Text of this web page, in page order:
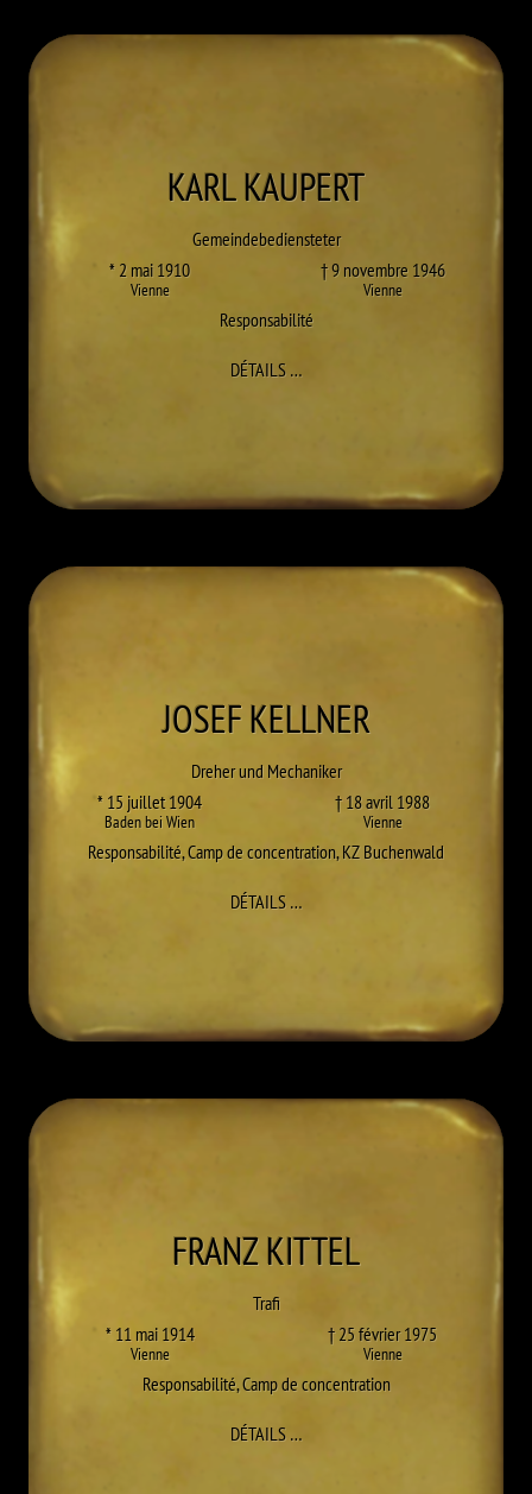
KARLKAUPERT
Gemeindebediensteter
* 2 mai 1910
Vienne
† 9 novembre 1946
Vienne
Responsabilité
DÉTAILS…À KARL KAUPERT
JOSEFKELLNER
Dreher und Mechaniker
* 15 juillet 1904
Baden bei Wien
† 18 avril 1988
Vienne
Responsabilité,Camp de concentration,KZ Buchenwald
DÉTAILS…À JOSEF KELLNER
FRANZKITTEL
Trafi
* 11 mai 1914
Vienne
† 25 février 1975
Vienne
Responsabilité,Camp de concentration
DÉTAILS…À FRANZ KITTEL